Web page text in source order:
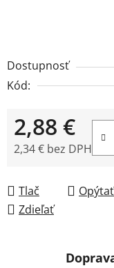
Dostupnosť
Kód:
2,88 €
2,34 € bez DPH
Tlač
Zdieľať